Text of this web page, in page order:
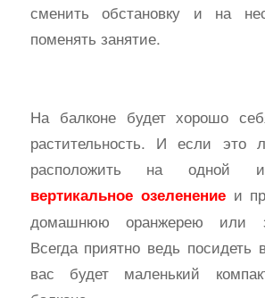
сменить обстановку и на
поменять занятие.
На балконе будет хорошо
растительность. И если это
расположить на
вертикальное озеленениеи
домашнюю оранжерею или
Всегда приятно ведь посидеть
вас будет маленький